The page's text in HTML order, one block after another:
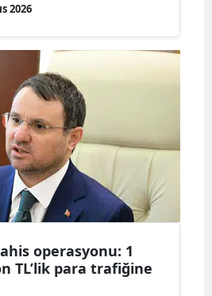
2026
operasyonu: 1
TL’lik para trafiğine